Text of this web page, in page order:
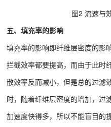
图2 流速与
五、填充率的影响
填充率的影响即纤维层密度的影
拦截效率都要提高，而由于此时
散效率反而减小，但是总的过滤
时，随着纤维层密度的增加，过
加速度快得多，所以不能盲目的